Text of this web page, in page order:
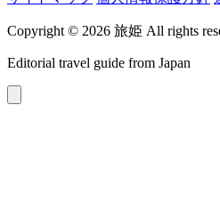
Copyright © 2026 旅姫 All rights
Editorial travel guide from Japan